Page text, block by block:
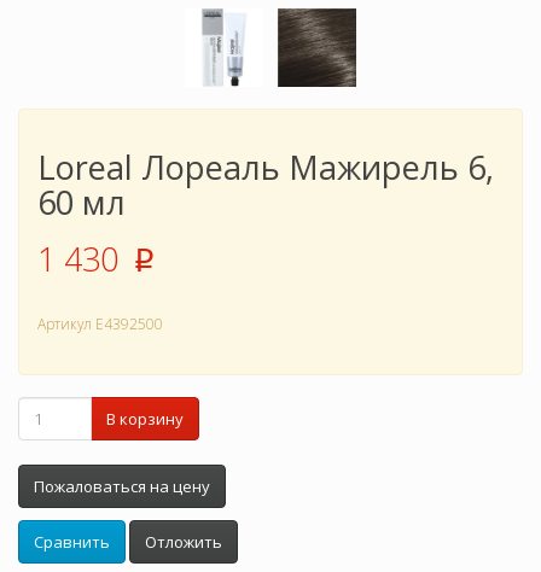
Loreal Лореаль Мажирель 6,
60 мл
1 430 p
Артикул E4392500
В корзину
Пожаловаться на цену
Сравнить Отложить